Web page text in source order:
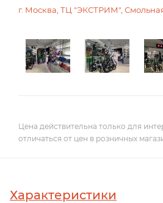
г. Москва, ТЦ "ЭКСТРИМ",
Цена действительна только для
отличаться от цен в розничных
Характеристики